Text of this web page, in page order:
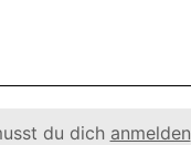
du dich anmelden